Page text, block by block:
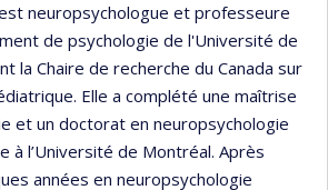
neuropsychologue et professeure
de psychologie de l'Université de
la Chaire de recherche du Canada sur
Elle a complété une maîtrise
et un doctorat en neuropsychologie
à l’Université de Montréal. Après
années en neuropsychologie